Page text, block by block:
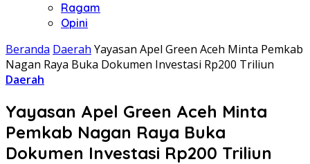
Ragam
Opini
Beranda Daerah Yayasan Apel Green Aceh Minta Pemkab
Nagan Raya Buka Dokumen Investasi Rp200 Triliun
Daerah
Yayasan Apel Green Aceh Minta
Pemkab Nagan Raya Buka
Dokumen Investasi Rp200 Triliun